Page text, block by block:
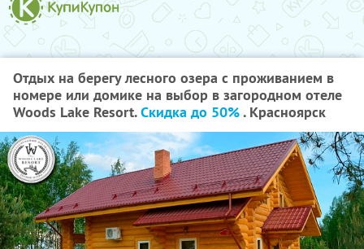
Отдых на берегу лесного озера с проживанием в
номере или домике на выбор в загородном отеле
Woods Lake Resort.Скидка до 50%. Красноярск